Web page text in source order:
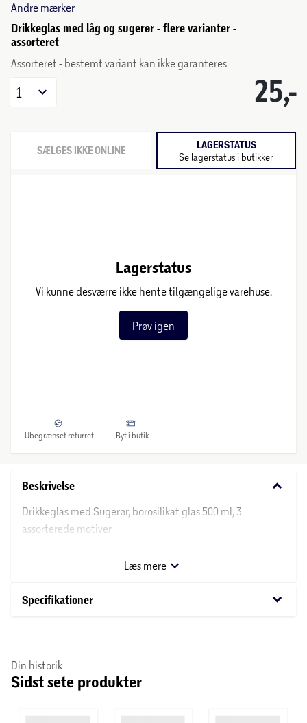
Andre mærker
Drikkeglas med låg og sugerør - flere varianter -
assorteret
Assorteret - bestemt variant kan ikke garanteres
25,-
1
SÆLGES IKKE ONLINE LAGERSTATUS
Se lagerstatus i butikker
Lagerstatus
Vi kunne desværre ikke hente tilgængelige varehuse.
Prøv igen
Ubegrænset returret Byt i butik
Beskrivelse keyboard_arrow_down
Drikkeglas med Sugerør, borosilikat glas 500 ml, 3
assorterede motiver
OBS! Varen er assorteret, og en bestemt variant kan
Læs mere
Specifikationer keyboard_arrow_down
Din historik
Sidst sete produkter